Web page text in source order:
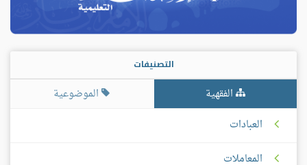
التصنيفات
الفقهية
الموضوعية
العبادات
المعاملات